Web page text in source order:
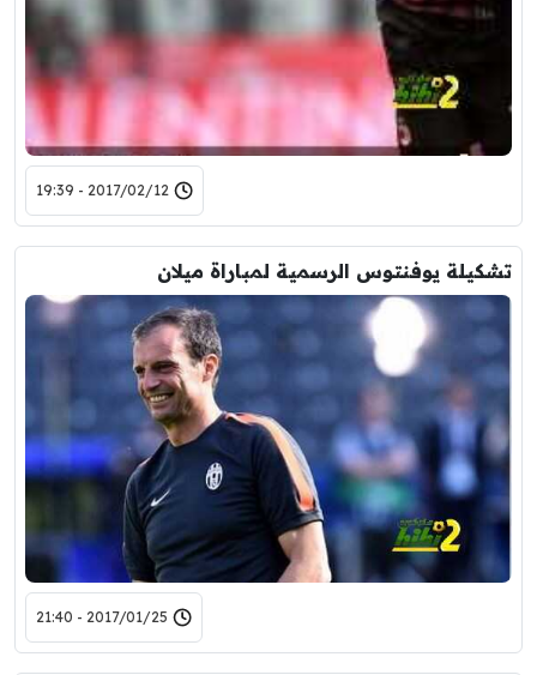
2017/02/12 - 19:39
تشكيلة يوفنتوس الرسمية لمباراة ميلان
2017/01/25 - 21:40